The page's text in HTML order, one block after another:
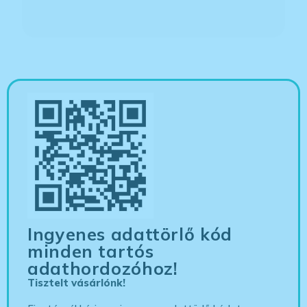
Ingyenes adattörlő kód
minden tartós
adathordozóhoz!
Tisztelt vásárlónk!